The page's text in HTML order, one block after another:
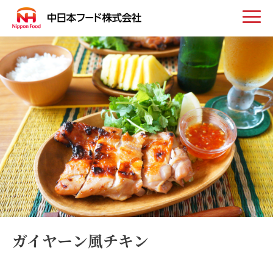
トップ
お知らせ
事業案内
取扱い商品
会社案内
ガイヤーン風チキン